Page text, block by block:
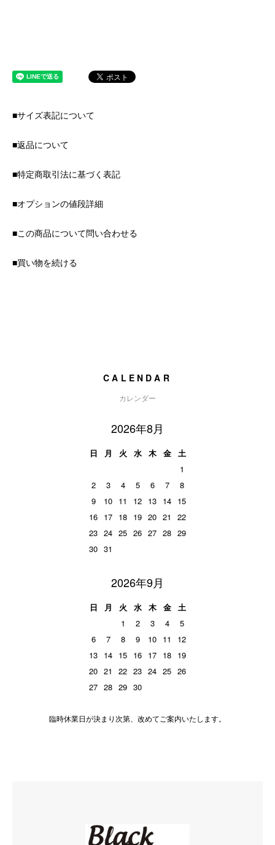
■サイズ表記について
■返品について
■特定商取引法に基づく表記
■オプションの値段詳細
■この商品について問い合わせる
■買い物を続ける
CALENDAR
カレンダー
2026年8月
日 月 火 水 木 金
土
1
2
3 4 5 6 7
8
9
10 11 12 13 14 15
16 17 18 19 20 21
22
23 24 25 26 27 28 29
30 31
2026年9月
日 月 火 水 木 金
土
1
2 3 4
5
6
7 8 9 10 11
12
13 14 15 16 17 18 19
20 21 22 23 24 25 26
27 28 29 30
臨時休業日が決まり次第、改めてご案内いたします。